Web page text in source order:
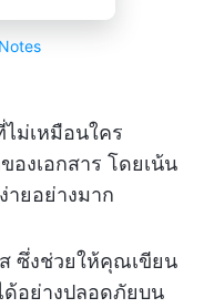
ไม่เหมือนใคร
องเอกสาร โดยเน้น
ายอย่างมาก
ซึ่งช่วยให้คุณเขียน
อย่างปลอดภัยบน